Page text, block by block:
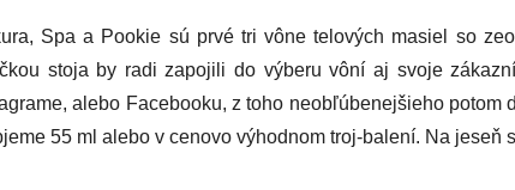
Spa a Pookie sú prvé tri vône telových masiel so
stoja by radi zapojili do výberu vôní aj svoje
alebo Facebooku, z toho neobľúbenejšieho
55 ml alebo v cenovo výhodnom troj-balení. Na jeseň